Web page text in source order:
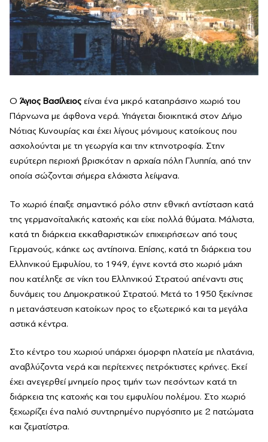
Ο Άγιος Βασίλειος είναι ένα μικρό καταπράσινο χωριό του
Πάρνωνα με άφθονα νερά. Υπάγεται διοικητικά στον Δήμο
Νότιας Κυνουρίας και έχει λίγους μόνιμους κατοίκους που
ασχολούνται με τη γεωργία και την κτηνοτροφία. Στην
ευρύτερη περιοχή βρισκόταν η αρχαία πόλη Γλυππία, από την
οποία σώζονται σήμερα ελάχιστα λείψανα.
Το χωριό έπαιξε σημαντικό ρόλο στην εθνική αντίσταση κατά
της γερμανοϊταλικής κατοχής και είχε πολλά θύματα. Μάλιστα,
κατά τη διάρκεια εκκαθαριστικών επιχειρήσεων από τους
Γερμανούς, κάηκε ως αντίποινα. Επίσης, κατά τη διάρκεια του
Ελληνικού Εμφυλίου, το 1949, έγινε κοντά στο χωριό μάχη
που κατέληξε σε νίκη του Ελληνικού Στρατού απέναντι στις
δυνάμεις του Δημοκρατικού Στρατού. Μετά το 1950 ξεκίνησε
η μετανάστευση κατοίκων προς το εξωτερικό και τα μεγάλα
αστικά κέντρα.
Στο κέντρο του χωριού υπάρχει όμορφη πλατεία με πλατάνια,
αναβλύζοντα νερά και περίτεχνες πετρόκτιστες κρήνες. Εκεί
έχει ανεγερθεί μνημείο προς τιμήν των πεσόντων κατά τη
διάρκεια της κατοχής και του εμφυλίου πολέμου. Στο χωριό
ξεχωρίζει ένα παλιό συντηρημένο πυργόσπιτο με 2 πατώματα
και ζεματίστρα.